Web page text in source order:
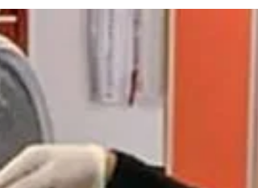
Covid-19: povertà educativa tra i
bambini
Un rapporto della Banca Mondiale afferma che sta
aumentando la percentuale di povertà educativa
i bambini in età scolastica.